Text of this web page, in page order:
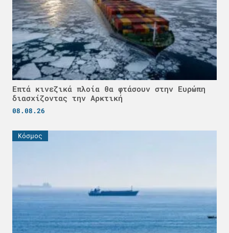
Επτά κινεζικά πλοία θα φτάσουν στην Ευρώπη
διασχίζοντας την Αρκτική
08.08.26
Κόσμος